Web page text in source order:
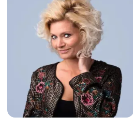
afsluiting van elk evenement.